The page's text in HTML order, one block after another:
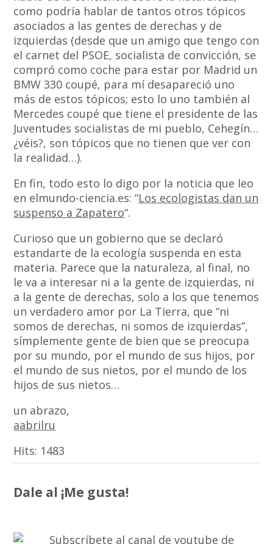
como podría hablar de tantos otros tópicos
asociados a las gentes de derechas y de
izquierdas (desde que un amigo que tengo con
el carnet del PSOE, socialista de convicción, se
compró como coche para estar por Madrid un
BMW 330 coupé, para mí desapareció uno
más de estos tópicos; esto lo uno también al
Mercedes coupé que tiene el presidente de las
Juventudes socialistas de mi pueblo, Cehegín…
¿véis?, son tópicos que no tienen que ver con
la realidad…).
En fin, todo esto lo digo por la noticia que leo
en elmundo-ciencia.es: “Los ecologistas dan un
suspenso a Zapatero“.
Curioso que un gobierno que se declaró
estandarte de la ecología suspenda en esta
materia. Parece que la naturaleza, al final, no
le va a interesar ni a la gente de izquierdas, ni
a la gente de derechas, solo a los que tenemos
un verdadero amor por La Tierra, que “ni
somos de derechas, ni somos de izquierdas”,
símplemente gente de bien que se preocupa
por su mundo, por el mundo de sus hijos, por
el mundo de sus nietos, por el mundo de los
hijos de sus nietos…
un abrazo,
aabrilru
Hits: 1483
Dale al ¡Me gusta!